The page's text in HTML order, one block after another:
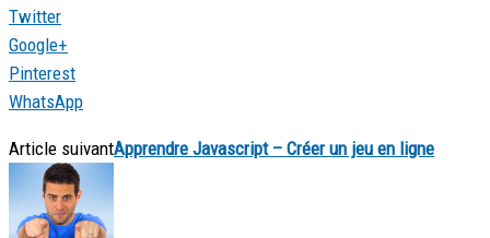
Twitter
Google+
Pinterest
WhatsApp
Article suivantApprendre Javascript – Créer un jeu en ligne